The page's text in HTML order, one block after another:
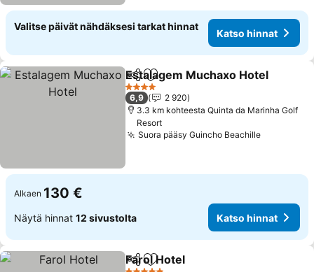
Valitse päivät nähdäksesi tarkat hinnat
Katso hinnat
Jaa Lisää suosikkeihin
Estalagem Muchaxo Hotel
4 Tähtiluokitus
6,9
2 920
3.3 km kohteesta Quinta da Marinha Golf
Resort
Suora pääsy Guincho BeachilleKatso
Alkaen 130 €
Näytä hinnat 12 sivustolta Katso hinnat
Jaa Lisää suosikkeihin
Farol Hotel